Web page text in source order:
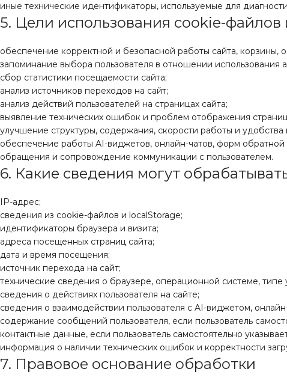
иные технические идентификаторы, используемые для
5. Цели использования cookie-файлов
обеспечение корректной и безопасной работы сайта, корзины,
запоминание выбора пользователя в отношении использования
сбор статистики посещаемости сайта;
анализ источников переходов на сайт;
анализ действий пользователей на страницах сайта;
выявление технических ошибок и проблем отображения
улучшение структуры, содержания, скорости работы и удобства
обеспечение работы AI-виджетов, онлайн-чатов, форм
обращения и сопровождение коммуникации с пользователем.
6. Какие сведения могут
IP-адрес;
сведения из cookie-файлов и localStorage;
идентификаторы браузера и визита;
адреса посещенных страниц сайта;
дата и время посещения;
источник перехода на сайт;
технические сведения о браузере, операционной системе,
сведения о действиях пользователя на сайте;
сведения о взаимодействии пользователя с AI-виджетом,
содержание сообщений пользователя, если пользователь
контактные данные, если пользователь самостоятельно
информация о наличии технических ошибок и корректности
7. Правовое основание обработки